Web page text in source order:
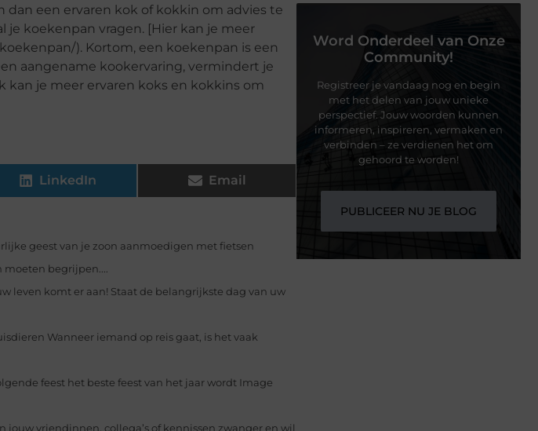
een ervaren kok of kokkin om advies te
koekenpan vragen. [Hier kan je meer
). Kortom, een koekenpan is een
aangename kookervaring, vermindert je
kan je meer ervaren koks en kokkins om
LinkedIn Email
geest van je zoon aanmoedigen met fietsen
moeten begrijpen....
leven komt er aan! Staat de belangrijkste dag van uw
Wanneer iemand op reis gaat, is het vaak
feest het beste feest van het jaar wordt Image
jouw vriendinnen, collega’s of kennissen zwanger en wil
Word Onderdeel van Onze
Community!
Registreer je vandaag nog en begin
met het delen van jouw unieke
perspectief. Jouw woorden kunnen
informeren, inspireren, vermaken en
verbinden – ze verdienen het om
gehoord te worden!
PUBLICEER NU JE BLOG